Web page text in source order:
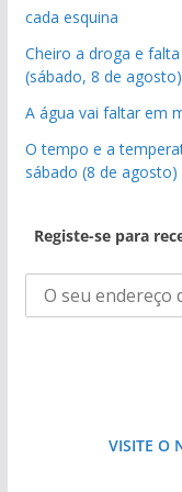
cada esquina
Cheiro a droga e
(sábado, 8 de agosto)
A água vai faltar em
O tempo e a
sábado (8 de agosto)
Registe-se para
VISITE O